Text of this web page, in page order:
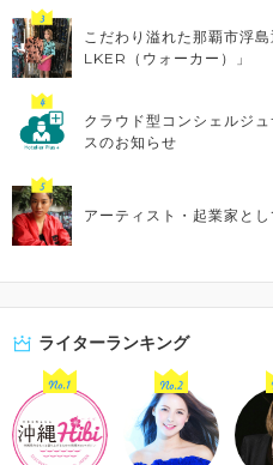
こだわり溢れた那覇市浮
LKER（ウォーカー）」
クラウド型コンシェルジ
スのお知らせ
アーティスト・起業家と
ライターランキング